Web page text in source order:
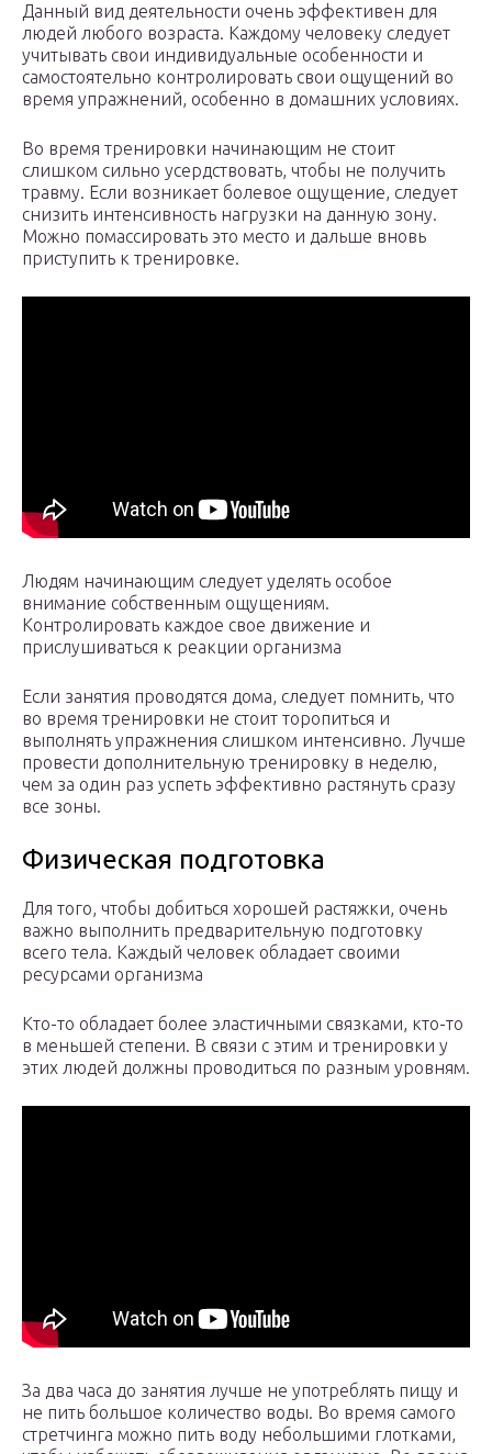
Данный вид деятельности очень эффективен для
людей любого возраста. Каждому человеку следует
учитывать свои индивидуальные особенности и
самостоятельно контролировать свои ощущений во
время упражнений, особенно в домашних условиях.
Во время тренировки начинающим не стоит
слишком сильно усердствовать, чтобы не получить
травму. Если возникает болевое ощущение, следует
снизить интенсивность нагрузки на данную зону.
Можно помассировать это место и дальше вновь
приступить к тренировке.
Людям начинающим следует уделять особое
внимание собственным ощущениям.
Контролировать каждое свое движение и
прислушиваться к реакции организма
Если занятия проводятся дома, следует помнить, что
во время тренировки не стоит торопиться и
выполнять упражнения слишком интенсивно. Лучше
провести дополнительную тренировку в неделю,
чем за один раз успеть эффективно растянуть сразу
все зоны.
Физическая подготовка
Для того, чтобы добиться хорошей растяжки, очень
важно выполнить предварительную подготовку
всего тела. Каждый человек обладает своими
ресурсами организма
Кто-то обладает более эластичными связками, кто-то
в меньшей степени. В связи с этим и тренировки у
этих людей должны проводиться по разным уровням.
За два часа до занятия лучше не употреблять пищу и
не пить большое количество воды. Во время самого
стретчинга можно пить воду небольшими глотками,